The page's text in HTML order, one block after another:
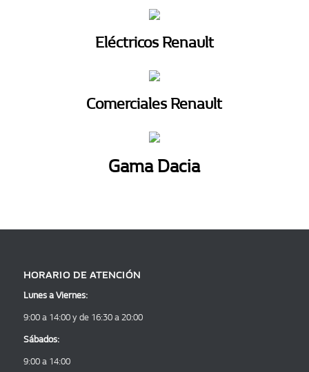
Eléctricos Renault
Comerciales Renault
Gama Dacia
HORARIO DE ATENCIÓN
Lunes a Viernes:
9:00 a 14:00 y de 16:30 a 20:00
Sábados:
9:00 a 14:00